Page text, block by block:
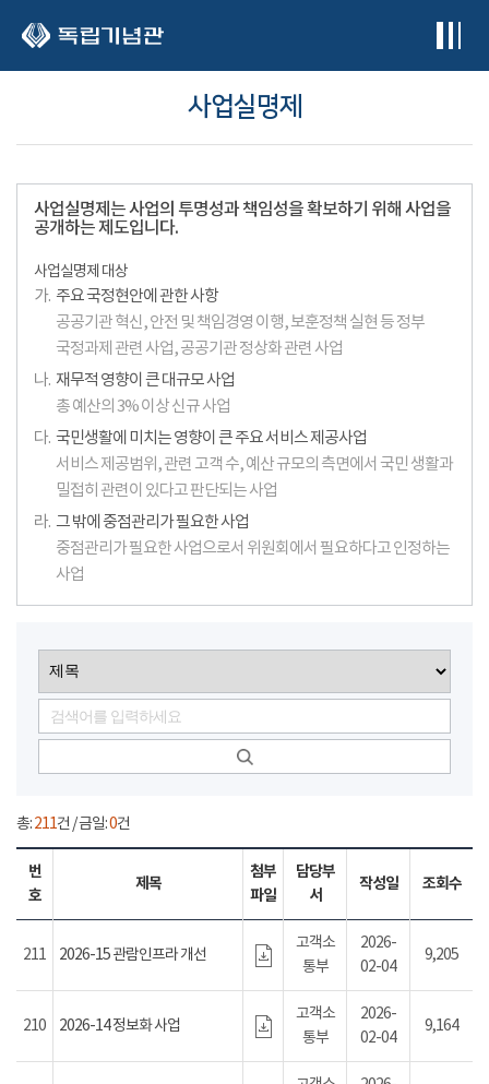
사업실명제
사업실명제는 사업의 투명성과 책임성을 확보하기 위해 사업을
공개하는 제도입니다.
사업실명제 대상
가. 주요 국정현안에 관한 사항
공공기관 혁신, 안전 및 책임경영 이행, 보훈정책 실현 등 정부
국정과제 관련 사업, 공공기관 정상화 관련 사업
나. 재무적 영향이 큰 대규모 사업
총 예산의 3% 이상 신규 사업
다. 국민생활에 미치는 영향이 큰 주요 서비스 제공사업
서비스 제공범위, 관련 고객 수, 예산 규모의 측면에서 국민 생활과
밀접히 관련이 있다고 판단되는 사업
라. 그 밖에 중점관리가 필요한 사업
중점관리가 필요한 사업으로서 위원회에서 필요하다고 인정하는
사업
총:211건 / 금일:0건
번
호
제목
첨부
파일
담당부
서
작성일 조회수
211 2026-15 관람인프라 개선
고객소
통부
2026-
02-04
9,205
210 2026-14 정보화 사업
고객소
통부
2026-
02-04
9,164